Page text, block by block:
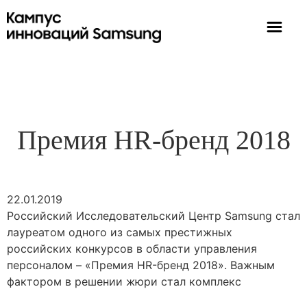
Премия HR-бренд 2018
22.01.2019
Российский Исследовательский Центр Samsung стал
лауреатом одного из самых престижных
российских конкурсов в области управления
персоналом – «Премия HR-бренд 2018». Важным
фактором в решении жюри стал комплекс